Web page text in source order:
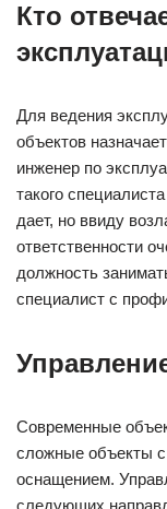
Кто
Для ведения
объектов
инженер по
такого
дает, но ввиду
ответственности
должность
специалист с
Современные
сложные объекты
оснащением.
следующих